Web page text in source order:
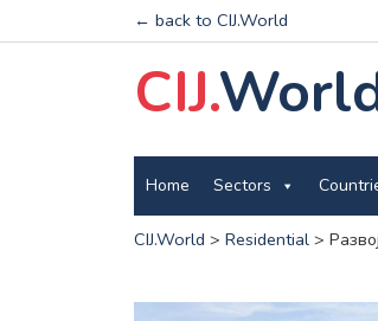
← back to CIJ.World
CIJ.
Home Sectors
CIJ.World > Residential>